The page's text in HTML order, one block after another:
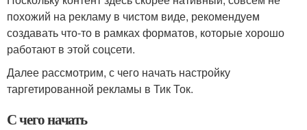
похожий на рекламу в чистом виде, рекомендуем
создавать что-то в рамках форматов, которые хорошо
работают в этой соцсети.
Далее рассмотрим, с чего начать настройку
таргетированной рекламы в Тик Ток.
С чего начать